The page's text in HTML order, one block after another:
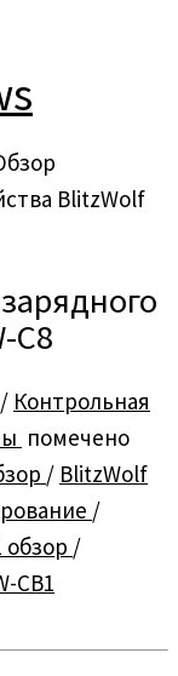
BlitzWolf
C8
/ Контрольная
помечено
/ BlitzWolf
/
обзор /
CB1